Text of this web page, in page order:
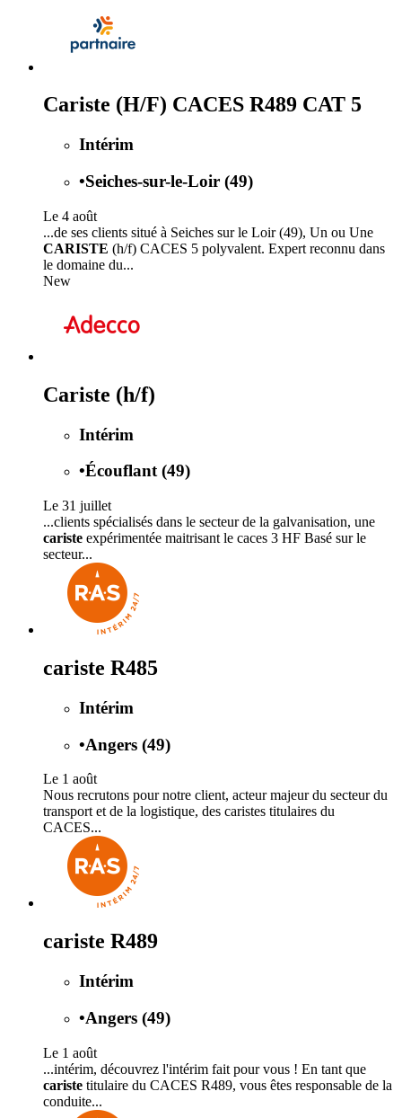
Cariste (H/F) CACES R489 CAT 5
Intérim
•Seiches-sur-le-Loir (49)
Le 4 août
...de ses clients situé à Seiches sur le Loir (49), Un ou Une
CARISTE (h/f) CACES 5 polyvalent. Expert reconnu dans
le domaine du...
New
Cariste (h/f)
Intérim
•Écouflant (49)
Le 31 juillet
...clients spécialisés dans le secteur de la galvanisation, une
cariste expérimentée maitrisant le caces 3 HF Basé sur le
secteur...
cariste R485
Intérim
•Angers (49)
Le 1 août
Nous recrutons pour notre client, acteur majeur du secteur du
transport et de la logistique, des caristes titulaires du
CACES...
cariste R489
Intérim
•Angers (49)
Le 1 août
...intérim, découvrez l'intérim fait pour vous ! En tant que
cariste titulaire du CACES R489, vous êtes responsable de la
conduite...